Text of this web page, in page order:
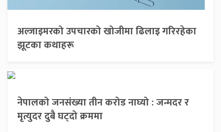
अल्जाइमरको उपचारको खोजीमा ढिलाइ गरिरहेका
झूटका कथाहरू
नेपालको जनसंख्या तीन करोड नाघ्यो : जन्मदर र
मृत्युदर दुबै घट्दो क्रममा